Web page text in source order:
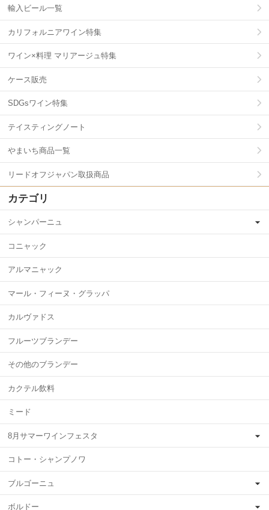
輸入ビール一覧
カリフォルニアワイン特集
ワイン×料理 マリアージュ特集
ケース販売
SDGsワイン特集
テイスティングノート
やまいち商品一覧
リードオフジャパン取扱商品
カテゴリ
シャンパーニュ
コニャック
アルマニャック
マール・フィーヌ・グラッパ
カルヴァドス
フルーツブランデー
その他のブランデー
カクテル飲料
ミード
8月サマーワインフェスタ
コトー・シャンプノワ
ブルゴーニュ
ボルドー